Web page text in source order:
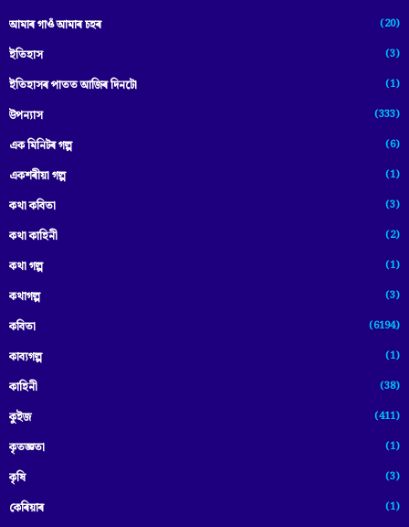
আমাৰ গাওঁ আমাৰ চহৰ (20)
ইতিহাস (3)
ইতিহাসৰ পাতত আজিৰ দিনটো (1)
উপন্যাস (333)
এক মিনিটৰ গল্প (6)
একশৰীয়া গল্প (1)
কথা কবিতা (3)
কথা কাহিনী (2)
কথা গল্প (1)
কথাগল্প (3)
কবিতা (6194)
কাব্যগল্প (1)
কাহিনী (38)
কুইজ (411)
কৃতজ্ঞতা (1)
কৃষি (3)
কেৰিয়াৰ (1)